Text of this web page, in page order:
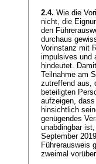
2.4. Wie die
nicht, die
den
durchaus
Vorinstanz mit
impulsives und
hindeutet.
Teilnahme am
zutreffend aus,
beteiligten
aufzeigen,
hinsichtlich
genügendes
unabdingbar
September
Führerausweis
zweimal